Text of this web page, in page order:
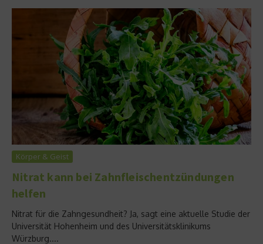
Körper & Geist
Nitrat kann bei Zahnfleischentzündungen
helfen
Nitrat für die Zahngesundheit? Ja, sagt eine aktuelle Studie der
Universität Hohenheim und des Universitätsklinikums
Würzburg....